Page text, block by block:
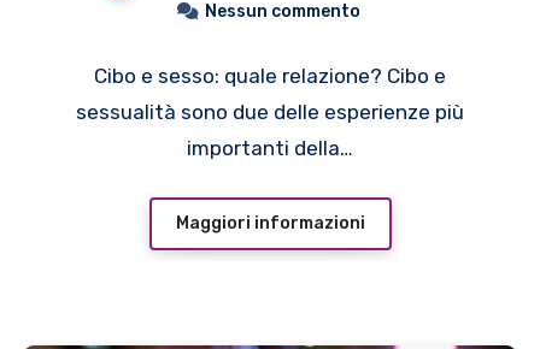
Nessun commento
Cibo e sesso: quale relazione? Cibo e
sessualità sono due delle esperienze più
importanti della…
Maggiori informazioni